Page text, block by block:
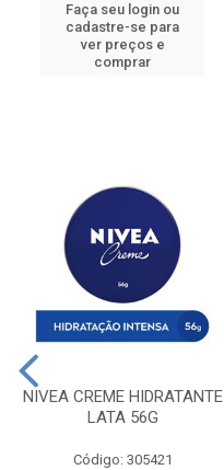
Faça seu login ou
cadastre-se para
ver preços e
comprar
NIVEA CREME HIDRATANTE
LATA 56G
Código: 305421